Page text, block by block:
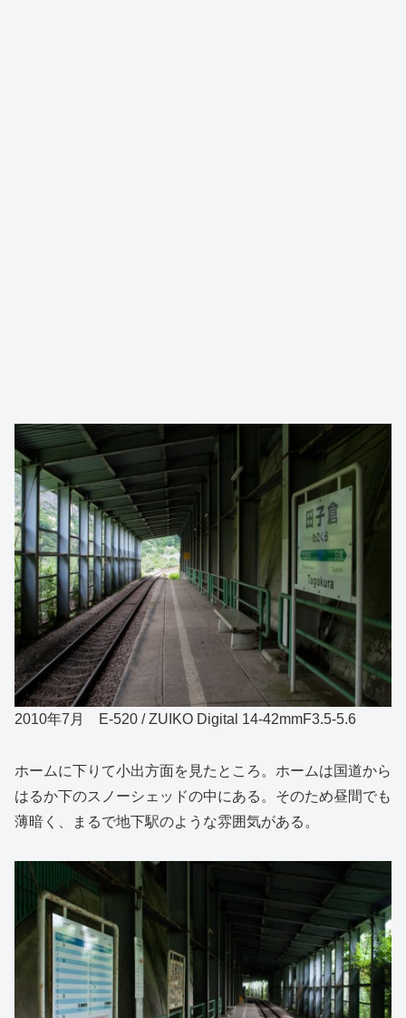
2010年7月 E-520 / ZUIKO Digital 14-42mmF3.5-5.6
ホームに下りて小出方面を見たところ。ホームは国道から
はるか下のスノーシェッドの中にある。そのため昼間でも
薄暗く、まるで地下駅のような雰囲気がある。